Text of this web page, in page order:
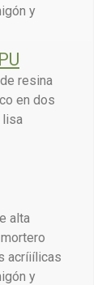
y
resina
en dos
lisa
alta
acríiílicas
y